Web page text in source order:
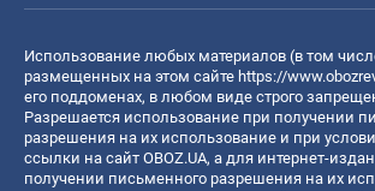
Использование любых материалов (в том
размещенных на этом сайте https://
его поддоменах, в любом виде строго
Разрешается использование при получении
разрешения на их использование и при
ссылки на сайт OBOZ.UA, а для интернет-
получении письменного разрешения на их